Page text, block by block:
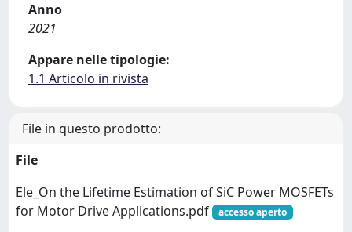
Anno
2021
Appare nelle tipologie:
1.1 Articolo in rivista
File in questo prodotto:
File
Ele_On the Lifetime Estimation of SiC Power MOSFETs
for Motor Drive Applications.pdf
accesso aperto